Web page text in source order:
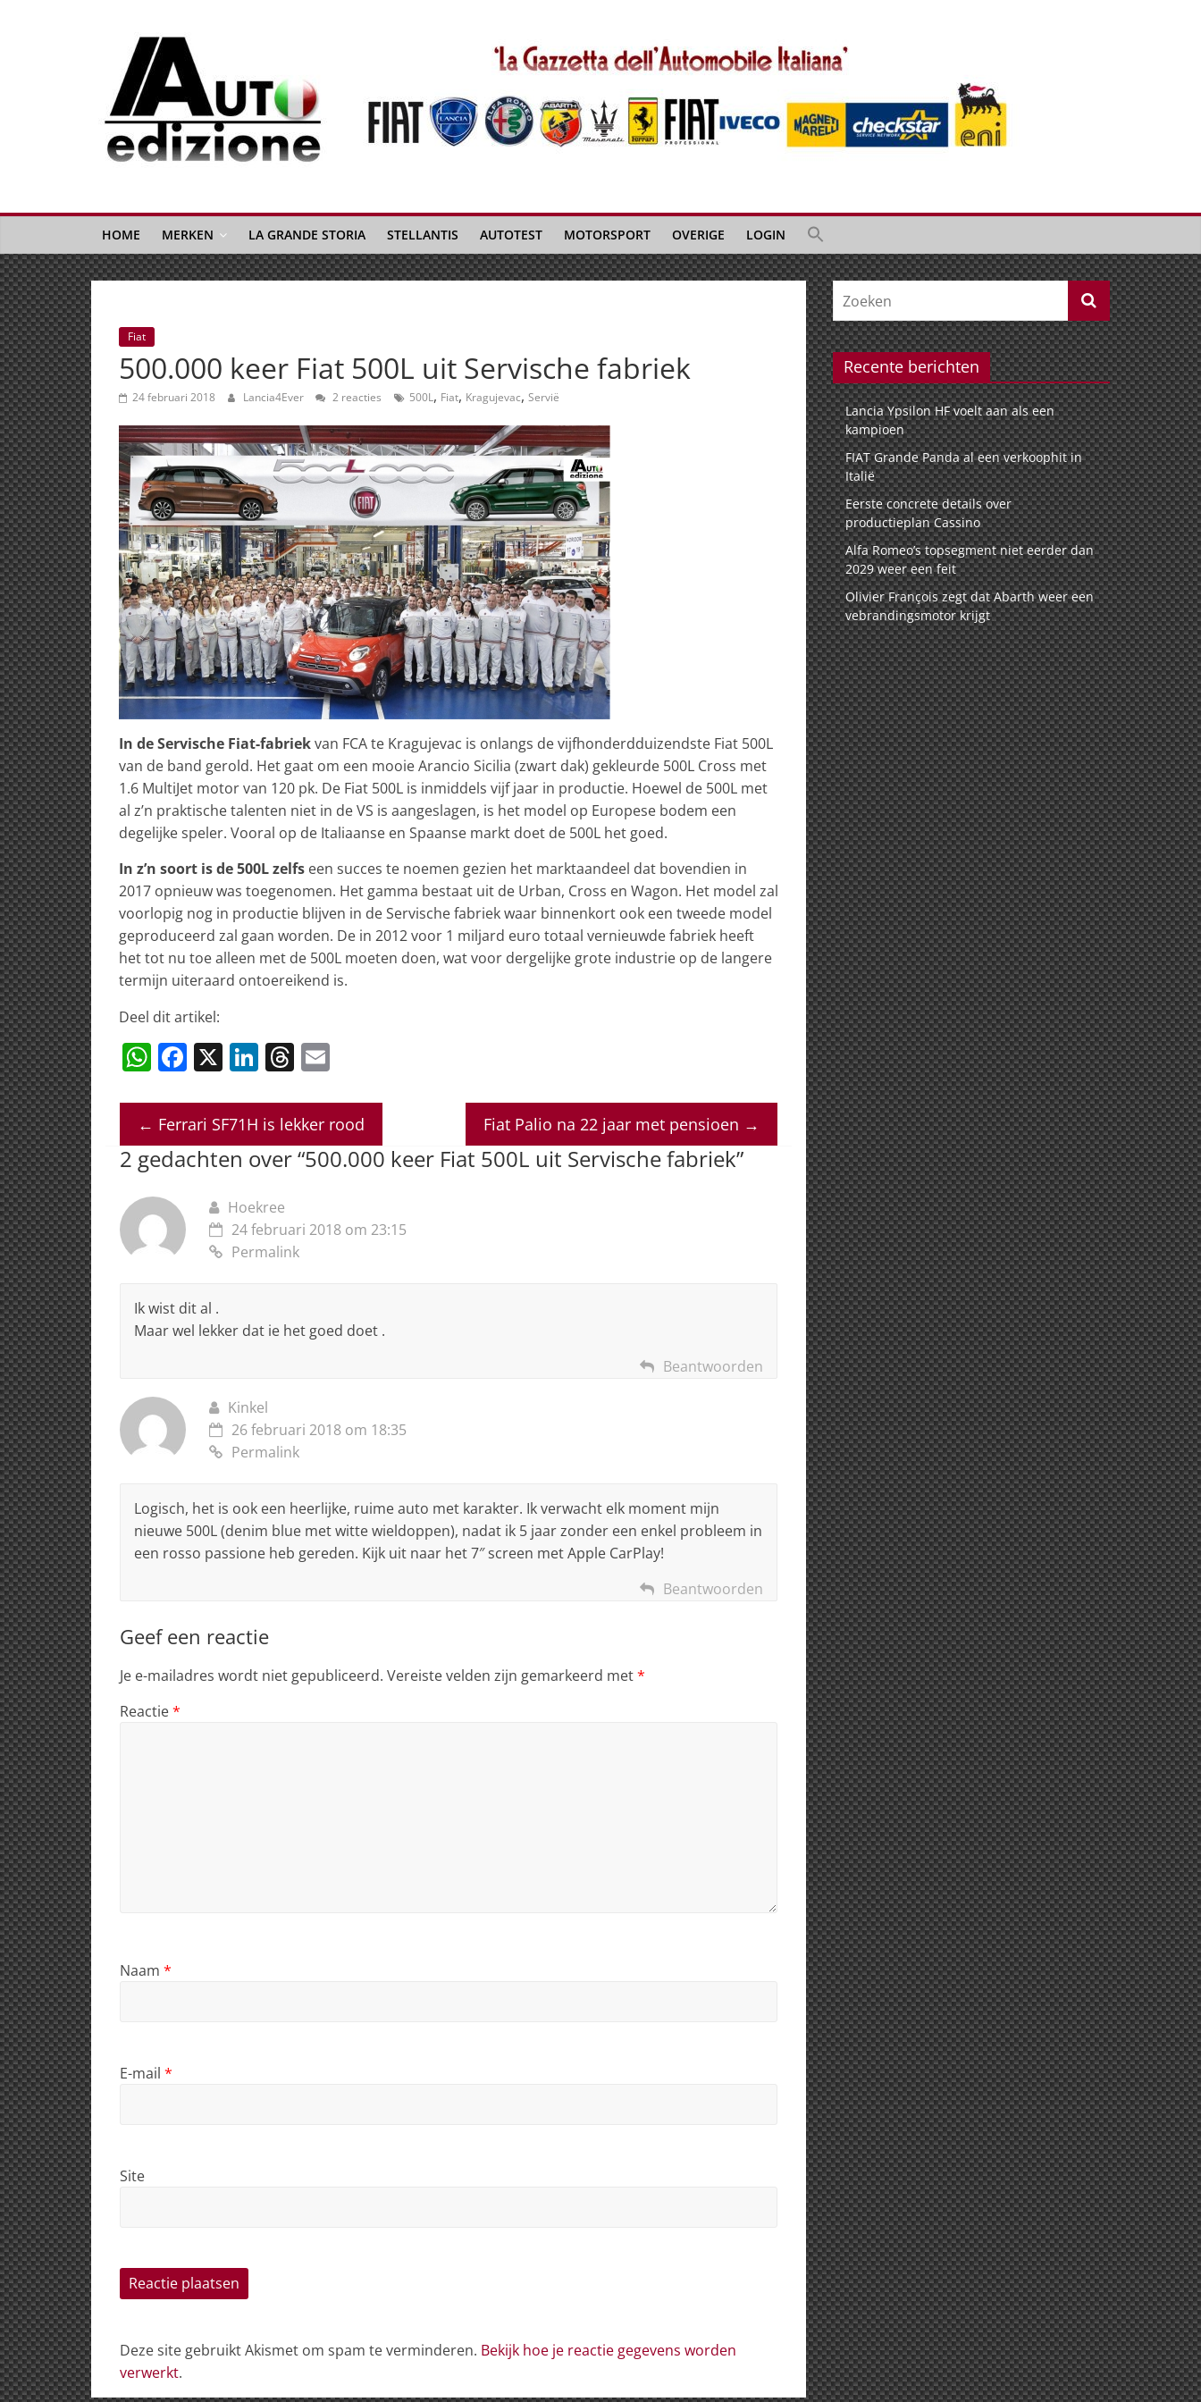
Auto
Edizione
La
Gazetta
dell'Automobile
Italiana
|
Italiaans
autonieuws
&
lifestyle
HOME MERKEN LA GRANDE STORIA STELLANTIS AUTOTEST MOTORSPORT OVERIGE LOGIN
Fiat
500.000 keer Fiat 500L uit Servische fabriek
24 februari 2018 Lancia4Ever 2 reacties 500L, Fiat, Kragujevac, Servië
In de Servische Fiat-fabriekvan FCA te Kragujevac is onlangs de vijfhonderdduizendste Fiat 500L
van de band gerold. Het gaat om een mooie Arancio Sicilia (zwart dak) gekleurde 500L Cross met
1.6 MultiJet motor van 120 pk. De Fiat 500L is inmiddels vijf jaar in productie. Hoewel de 500L met
al z’n praktische talenten niet in de VS is aangeslagen, is het model op Europese bodem een
degelijke speler. Vooral op de Italiaanse en Spaanse markt doet de 500L het goed.
In z’n soort is de 500L zelfs een succes te noemen gezien het marktaandeel dat bovendien in
2017 opnieuw was toegenomen. Het gamma bestaat uit de Urban, Cross en Wagon. Het model zal
voorlopig nog in productie blijven in de Servische fabriek waar binnenkort ook een tweede model
geproduceerd zal gaan worden. De in 2012 voor 1 miljard euro totaal vernieuwde fabriek heeft
het tot nu toe alleen met de 500L moeten doen, wat voor dergelijke grote industrie op de langere
termijn uiteraard ontoereikend is.
Deel dit artikel:
W
at
s
A
p
p
F
c
e
b
X Li
k
e
dI
n
T
re
a
d
ai
l
← Ferrari SF71H is lekker rood Fiat Palio na 22 jaar met pensioen →
2 gedachten over “500.000 keer Fiat 500L uit Servische fabriek”
Hoekree
24 februari 2018 om 23:15
Permalink
Ik wist dit al .
Maar wel lekker dat ie het goed doet .
Beantwoorden
Kinkel
26 februari 2018 om 18:35
Permalink
Logisch, het is ook een heerlijke, ruime auto met karakter. Ik verwacht elk moment mijn
nieuwe 500L (denim blue met witte wieldoppen), nadat ik 5 jaar zonder een enkel probleem in
een rosso passione heb gereden. Kijk uit naar het 7″ screen met Apple CarPlay!
Beantwoorden
Geef een reactie
Je e-mailadres wordt niet gepubliceerd. Vereiste velden zijn gemarkeerd met*
Reactie*
Naam *
E-mail *
Site
Deze site gebruikt Akismet om spam te verminderen. Bekijk hoe je reactie gegevens worden
verwerkt.
Recente berichten
Lancia Ypsilon HF voelt aan als een
kampioen
FIAT Grande Panda al een verkoophit in
Italië
Eerste concrete details over
productieplan Cassino
Alfa Romeo’s topsegment niet eerder dan
2029 weer een feit
Olivier François zegt dat Abarth weer een
vebrandingsmotor krijgt